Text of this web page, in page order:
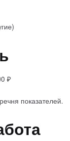
₽
показателей.